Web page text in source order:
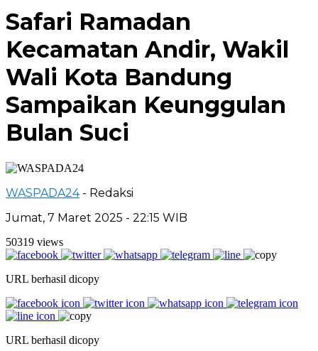
Safari Ramadan
Kecamatan Andir, Wakil
Wali Kota Bandung
Sampaikan Keunggulan
Bulan Suci
WASPADA24 - Redaksi
Jumat, 7 Maret 2025 - 22:15 WIB
50319 views
URL berhasil dicopy
URL berhasil dicopy